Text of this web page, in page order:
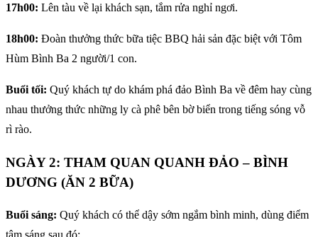
17h00: Lên tàu về lại khách sạn, tắm rửa nghỉ ngơi.
18h00: Đoàn thưởng thức bữa tiệc BBQ hải sản đặc biệt với Tôm
Hùm Bình Ba 2 người/1 con.
Buổi tối: Quý khách tự do khám phá đảo Bình Ba về đêm hay cùng
nhau thưởng thức những ly cà phê bên bờ biển trong tiếng sóng vỗ
rì rào.
NGÀY 2: THAM QUAN QUANH ĐẢO – BÌNH
DƯƠNG (ĂN 2 BỮA)
Buổi sáng: Quý khách có thể dậy sớm ngắm bình minh, dùng điểm